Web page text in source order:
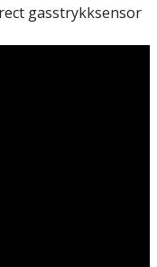
gasstrykksensor